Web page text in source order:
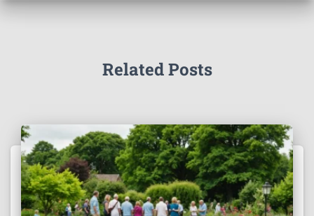
Related Posts